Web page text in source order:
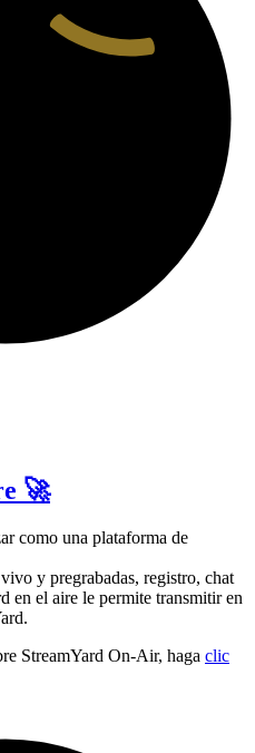
🚀
como una plataforma de
y pregrabadas, registro, chat
en el aire le permite transmitir en
StreamYard On-Air, haga clic